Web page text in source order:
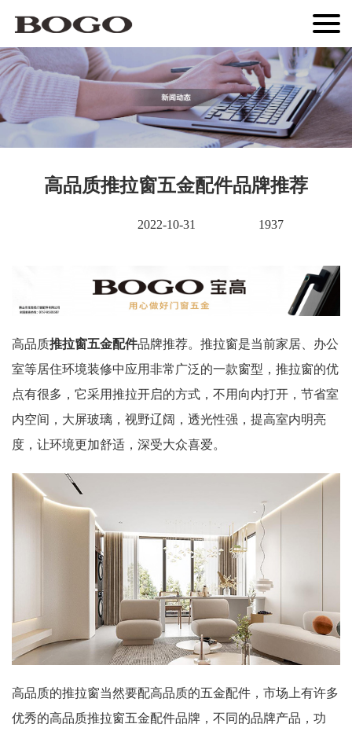
高品质推拉窗五金配件品牌推荐
2022-10-31 1937
高品质推拉窗五金配件品牌推荐。推拉窗是当前家居、办公
室等居住环境装修中应用非常广泛的一款窗型，推拉窗的优
点有很多，它采用推拉开启的方式，不用向内打开，节省室
内空间，大屏玻璃，视野辽阔，透光性强，提高室内明亮
度，让环境更加舒适，深受大众喜爱。
高品质的推拉窗当然要配高品质的五金配件，市场上有许多
优秀的高品质推拉窗五金配件品牌，不同的品牌产品，功